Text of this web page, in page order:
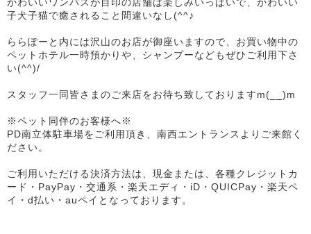
子犬子猫で癒されること間違いなし(^^♪
ららぽーと内には沢山のお店が御座いますので、お買い物中の
ペットホテル一時預かりや、シャンプーなどもぜひご利用下さ
い(^^)/
スタッフ一同皆さまのご来店をお待ち致しておりますm(__)m
※ペット同伴のお客様へ※
PD南立体駐車場をご利用頂き、南西エントランスよりご来館く
ださい。
ご利用いただける決済方法は、現金または、各種クレジットカ
ード・PayPay・交通系・楽天エディ・iD・QUICPay・楽天ペ
イ・d払い・auペイとなっております。